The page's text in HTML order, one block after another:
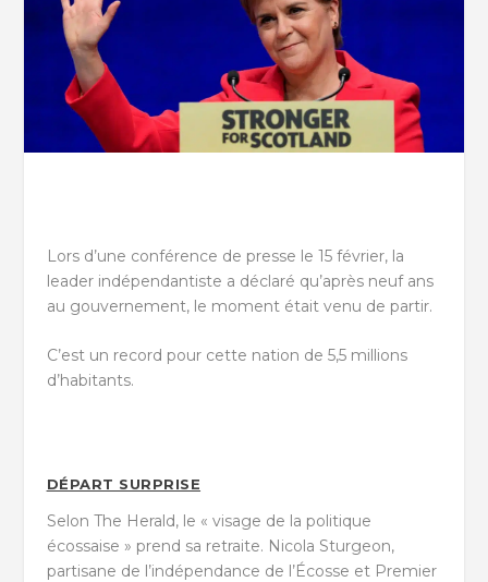
Lors d’une conférence de presse le 15 février, la
leader indépendantiste a déclaré qu’après neuf ans
au gouvernement, le moment était venu de partir.
C’est un record pour cette nation de 5,5 millions
d’habitants.
DÉPART SURPRISE
Selon The Herald, le « visage de la politique
écossaise » prend sa retraite. Nicola Sturgeon,
partisane de l’indépendance de l’Écosse et Premier